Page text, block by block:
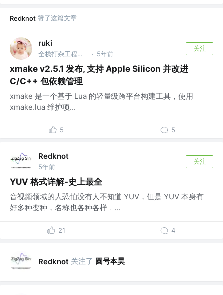
Redknot 赞了这篇文章
ruki
全栈打杂工程师 @tboox.org · 5年前
关注
xmake v2.5.1 发布, 支持 Apple Silicon 并改进
C/C++ 包依赖管理
xmake 是一个基于 Lua 的轻量级跨平台构建工具，使用
xmake.lua 维护项...
5 5
Redknot
5年前
关注
YUV 格式详解-史上最全
音视频领域的人恐怕没有人不知道 YUV，但是 YUV 本身有
好多种变种，名称也各种各样，...
21 4
Redknot 关注了 圆号本昊